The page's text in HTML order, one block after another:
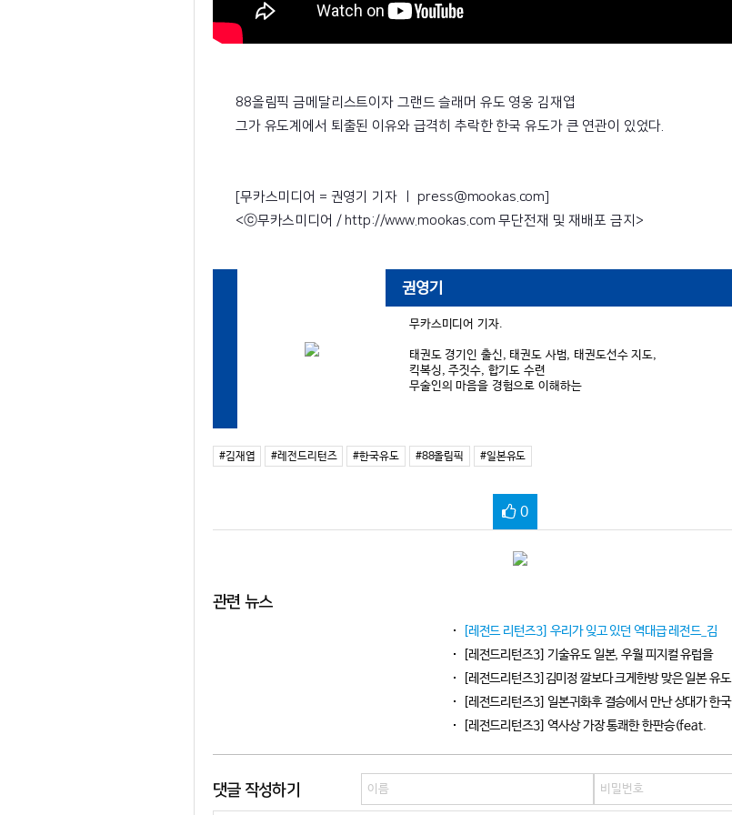
88올림픽 금메달리스트이자 그랜드 슬래머 유도 영웅 김재엽
그가 유도계에서 퇴출된 이유와 급격히 추락한 한국 유도가 큰 연관이 있었다.
[무카스미디어 = 권영기 기자 ㅣ press@mookas.com]
<ⓒ무카스미디어 / http://www.mookas.com 무단전재 및 재배포 금지>
권영기
무카스미디어 기자.
태권도 경기인 출신, 태권도 사범, 태권도선수 지도,
킥복싱, 주짓수, 합기도 수련
무술인의 마음을 경험으로 이해하는
#김재엽 #레전드리턴즈 #한국유도 #88올림픽 #일본유도
0
관련 뉴스
[레전드 리턴즈3] 우리가 잊고 있던 역대급 레전드_김
[레전드리턴즈3] 기술유도 일본, 우월 피지컬 유럽을
[레전드리턴즈3]김미정 깔보다 크게한방 맞은 일본 유도
[레전드리턴즈3] 일본귀화후 결승에서 만난 상대가 한국
[레전드리턴즈3] 역사상 가장 통쾌한 한판승(feat.
댓글 작성하기